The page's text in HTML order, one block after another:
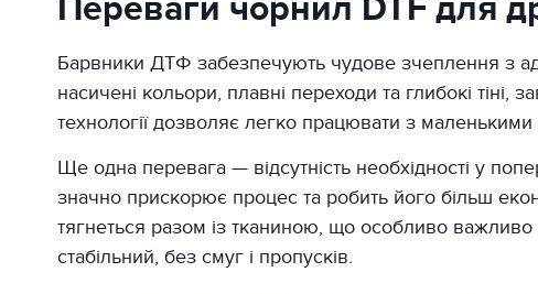
Переваги чорнил DTF для
Барвники ДТФ забезпечують чудове зчеплення з
насичені кольори, плавні переходи та глибокі тіні,
технології дозволяє легко працювати з
Ще одна перевага — відсутність необхідності у
значно прискорює процес та робить його більш
тягнеться разом із тканиною, що особливо
стабільний, без смуг і пропусків.